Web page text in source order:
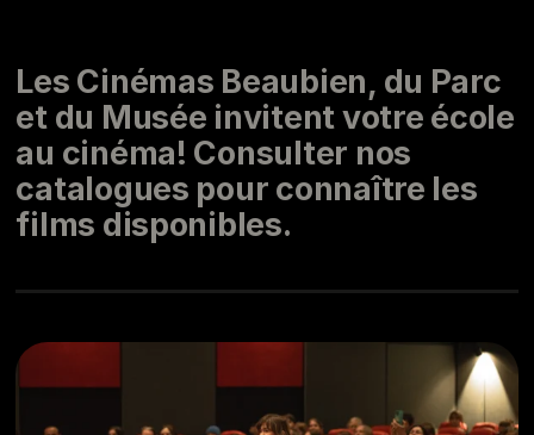
Les Cinémas Beaubien, du Parc
et du Musée invitent votre école
au cinéma! Consulter nos
catalogues pour connaître les
films disponibles.